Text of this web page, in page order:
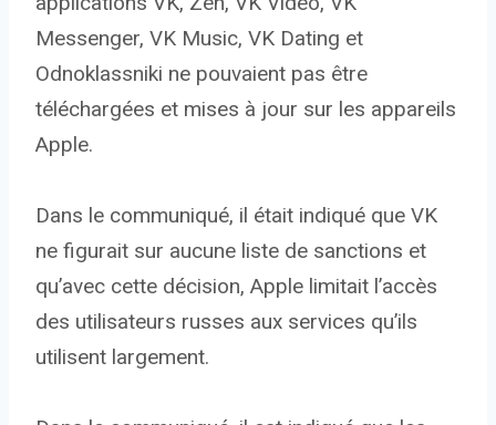
Messenger, VK Music, VK Dating et
Odnoklassniki ne pouvaient pas être
téléchargées et mises à jour sur les appareils
Apple.
Dans le communiqué, il était indiqué que VK
ne figurait sur aucune liste de sanctions et
qu’avec cette décision, Apple limitait l’accès
des utilisateurs russes aux services qu’ils
utilisent largement.